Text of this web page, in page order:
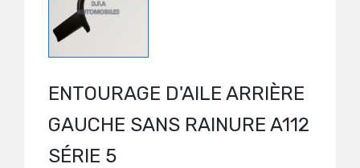
ENTOURAGE D'AILE ARRIÈRE
GAUCHE SANS RAINURE A112
SÉRIE 5